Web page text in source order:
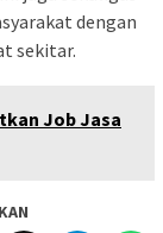
dengan
sekitar.
Job Jasa